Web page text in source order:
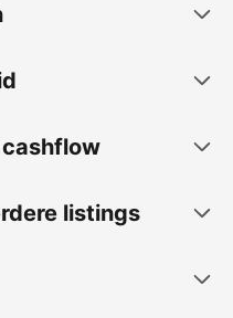
listings